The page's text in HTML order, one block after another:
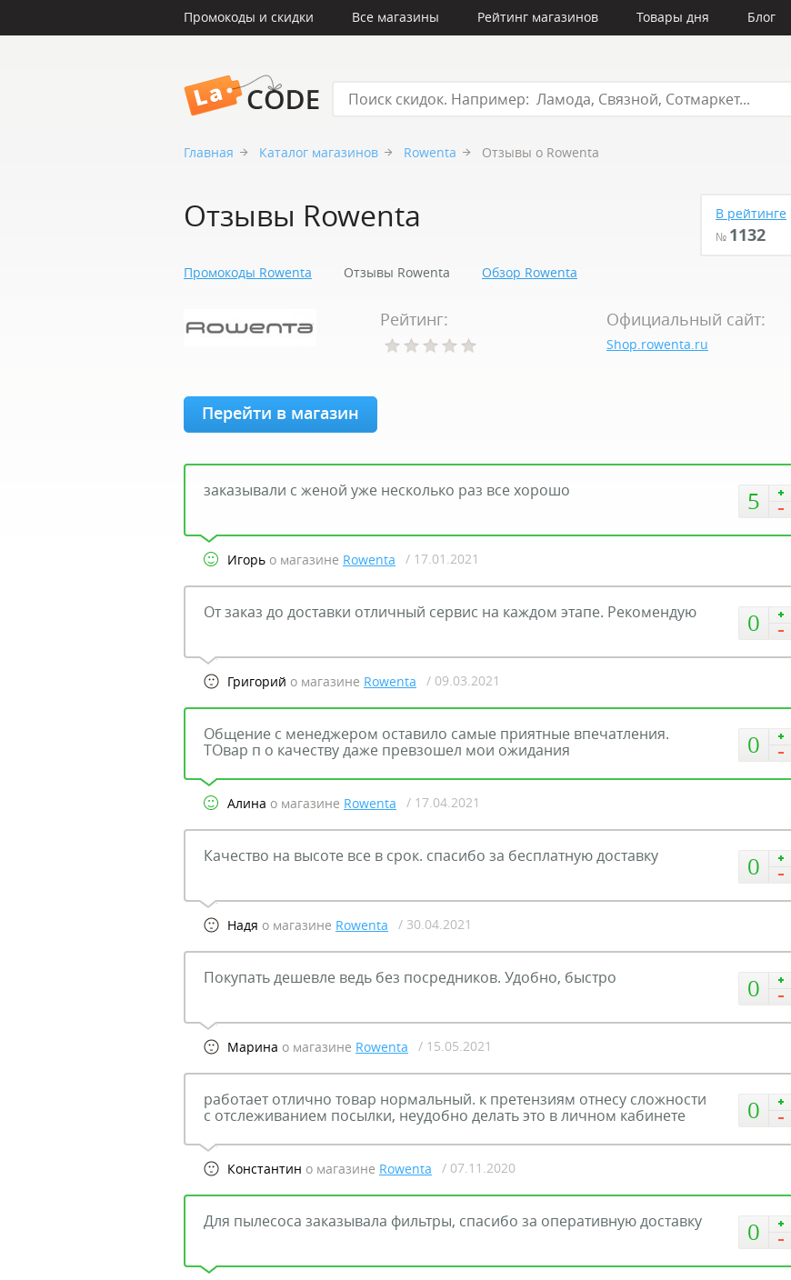
Промокоды и скидки Все магазины Рейтинг магазинов Товары дня Блог
Главная Каталог магазинов Rowenta Отзывы о Rowenta
Отзывы Rowenta В рейтинге
№ 1132
Промокоды Rowenta Отзывы Rowenta Обзор Rowenta
Рейтинг: Официальный сайт:
Shop.rowenta.ru
Перейти в магазин
5
заказывали с женой уже несколько раз все хорошо
Игорь о магазине Rowenta / 17.01.2021
0
От заказ до доставки отличный сервис на каждом этапе. Рекомендую
Григорий о магазине Rowenta / 09.03.2021
0
Общение с менеджером оставило самые приятные впечатления.
ТОвар п о качеству даже превзошел мои ожидания
Алина о магазине Rowenta / 17.04.2021
0
Качество на высоте все в срок. спасибо за бесплатную доставку
Надя о магазине Rowenta / 30.04.2021
0
Покупать дешевле ведь без посредников. Удобно, быстро
Марина о магазине Rowenta / 15.05.2021
0
работает отлично товар нормальный. к претензиям отнесу сложности
с отслеживанием посылки, неудобно делать это в личном кабинете
Константин о магазине Rowenta / 07.11.2020
0
Для пылесоса заказывала фильтры, спасибо за оперативную доставку